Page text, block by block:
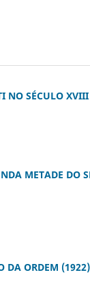
NO SÉCULO XVIII
METADE DO
DA ORDEM (1922)